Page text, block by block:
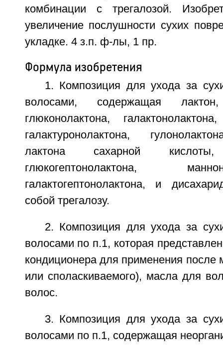
комбинации с трегалозой.
увеличение послушности сухих
укладке. 4 з.п. ф-лы, 1 пр.
Формула изобретения
1. Композиция для ухода за
волосами, содержащая
глюконолактона,
галактуронолактона,
лактона сахарной кислоты,
глюкогептонолактона,
галактогептонолактона, и
собой трегалозу.
2. Композиция для ухода за
волосами по п.1, которая
кондиционера для применения после
или споласкиваемого), масла для
волос.
3. Композиция для ухода за
волосами по п.1, содержащая